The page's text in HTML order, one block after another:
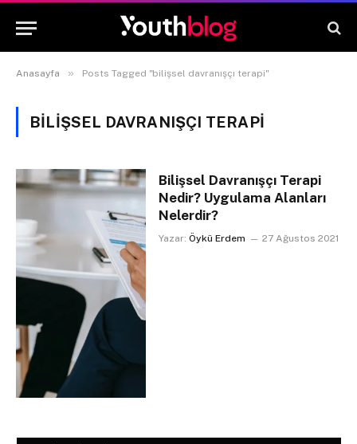
Anasayfa » Posts Tagged "bilişsel davranışçı terapi"
BILIŞSEL DAVRANIŞÇI TERAPI
Bilişsel Davranışçı Terapi
Nedir? Uygulama Alanları
Nelerdir?
Yazar: Öykü Erdem 27 Ağustos 2021